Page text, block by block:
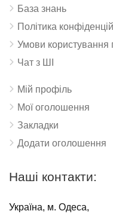
База знань
Політика
Умови
Чат з ШІ
Мій профіль
Мої оголошення
Закладки
Додати оголошення
Наші контакти:
Україна, м. Одеса,